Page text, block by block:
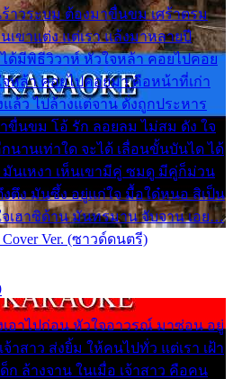
าวระบม ต้องมาขื่นขม เศร้าตรม
ขาแต่ง แต่เรา แล้งมาหลายปี
ด้มีพิธีวิวาห์ หัวใจหล้า คอยไปคอย
หล้า คอยไปคอยมา คือหน้าที่เก่า
ล้ว ไปล้างแต่จาน ดั่งถูกประหาร
ขื่นขม โอ้ รัก ลอยลม ไม่สม ดัง ใจ
นานเท่าใด จะได้ เลื่อนขั้นบันได ได้
มันเหงา เห็นเขามีคู่ ซมดู มีคู่ก็ม่วน
ตึง มันซึ้ง อยู่แก่ใจ มื้อใด๋หนอ สิเป็น
จเฮาซิด้าน มันทรมาน จับจาน เอย…
Ver. (ซาวด์ดนตรี)
เอาไปก่อน หัวใจอาวรณ์ มาซ่อน อยู่
าสาว ส่งยิ้ม ให้คนไปทั่ว แต่เรา เฝ้า
ก ล้างจาน ในเมื่อ เจ้าสาว คือคน